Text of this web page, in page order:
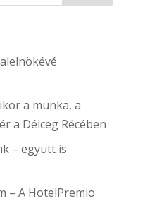
a munka, a
a Délceg Récében
– együtt is
– A HotelPremio